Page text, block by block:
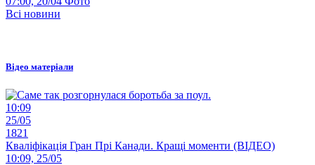
Всі новини
Відео матеріали
10:09
25/05
1821
Кваліфікація Гран Прі Канади. Кращі моменти (ВІДЕО)
10:09, 25/05